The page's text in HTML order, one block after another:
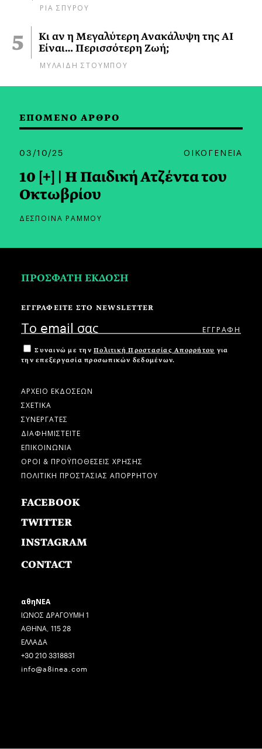
ΡΙΑ ΣΠΥΡΟΥ
Κι αν η Μεγαλύτερη Ανακάλυψη της AI
Είναι… Περισσότερη Ζωή;
ΜΥΛΑΙΔΗ ΣΤΟΥΜΠΟΥ
ΕΠΟΜΕΝΟ ΑΡΘΡΟ
03/10/25 ΟΙΚΟΓΕΝΕΙΑ
10 [+] | Η Παιδική Ατζέντα του
Οκτωβρίου
ΔΕΣΠΟΙΝΑ ΡΑΜΜΟΥ
ΠΡΟΣΦΑΤΗ ΕΚΔΟΣΗ
ΕΓΓΡΑΦΕΙΤΕ ΣΤΟ NEWSLETTER
Συναινώ με την Πολιτική Προστασίας Απορρήτου για
την επεξεργασία προσωπικών δεδομένων.
ΑΡΧΕΙΟ ΕΚΔΟΣΕΩΝ
ΣΧΕΤΙΚΑ
ΣΥΝΕΡΓΑΤΕΣ
ΔΙΑΦΗΜΙΣΤΕΙΤΕ
ΕΠΙΚΟΙΝΩΝΙΑ
ΟΡΟΙ & ΠΡΟΫΠΟΘΕΣΕΙΣ ΧΡΗΣΗΣ
ΠΟΛΙΤΙΚΗ ΠΡΟΣΤΑΣΙΑΣ ΑΠΟΡΡΗΤΟΥ
FACEBOOK
TWITTER
INSTAGRAM
CONTACT
αθηΝΕΑ
ΙΩΝΟΣ ΔΡΑΓΟΥΜΗ 1
ΑΘΗΝΑ, 115 28
ΕΛΛΑΔΑ
+30 210 3318831
info@a8inea.com